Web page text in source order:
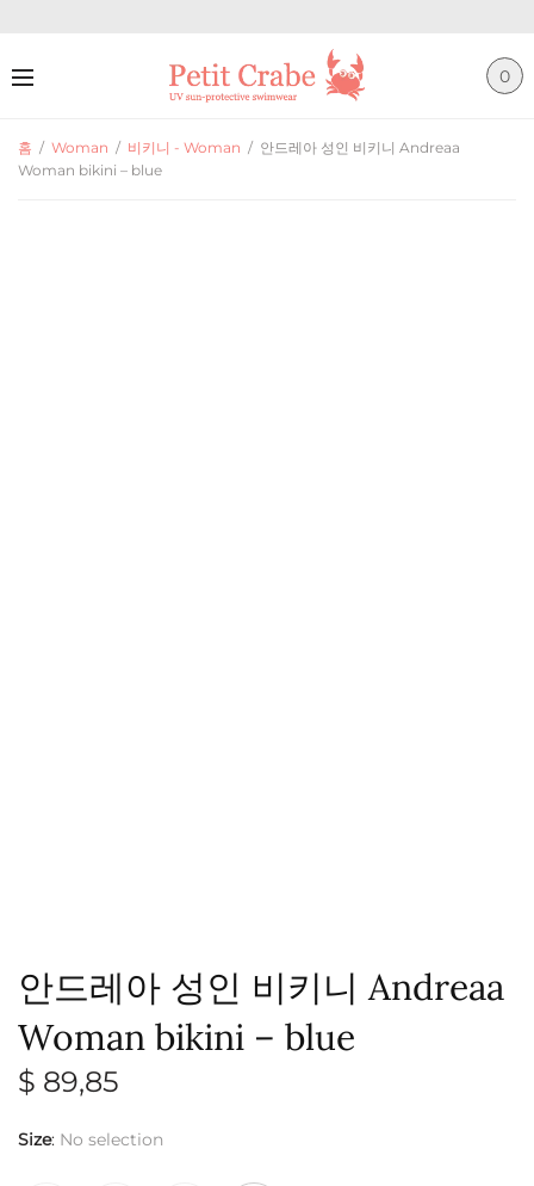
0
홈 / Woman / 비키니 - Woman / 안드레아 성인 비키니 Andreaa
Woman bikini – blue
안드레아 성인 비키니 Andreaa
Woman bikini – blue
$ 89,85
Size: No selection